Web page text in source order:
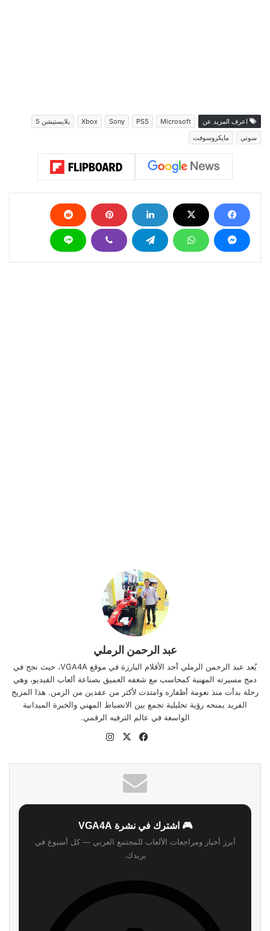
اعرف المزيد عن Microsoft
PS5
Sony
Xbox
بلايستيشن 5
سوني
مايكروسوفت
عبد الرحمن الرملي
يُعد عبد الرحمن الرملي أحد الأقلام البارزة في موقع VGA4A، حيث نجح في
دمج مسيرته المهنية كمحاسب مع شغفه العميق بصناعة ألعاب الفيديو، وهي
رحلة بدأت منذ نعومة أظفاره وامتدت لأكثر من عقدين من الزمن. هذا المزيج
الفريد يمنحه رؤية تحليلية تجمع بين الانضباط المهني والخبرة الميدانية
الواسعة في عالم الترفيه الرقمي.
موقع
فيسبوك
‫X
🎮 اشترك في نشرة VGA4A
أبرز أخبار ومراجعات الألعاب للمجتمع العربي — كل أسبوع في
بريدك.